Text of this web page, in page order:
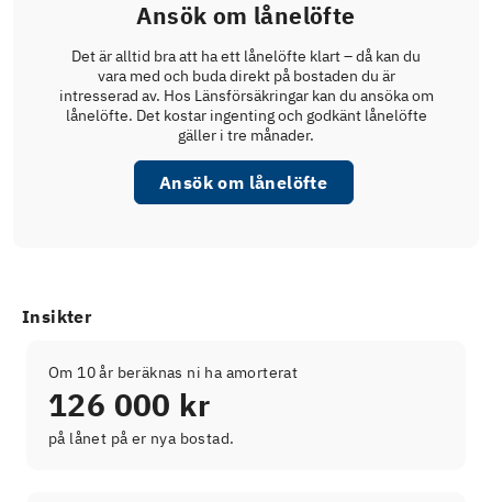
Ansök om lånelöfte
Det är alltid bra att ha ett lånelöfte klart – då kan du
vara med och buda direkt på bostaden du är
intresserad av. Hos Länsförsäkringar kan du ansöka om
lånelöfte. Det kostar ingenting och godkänt lånelöfte
gäller i tre månader.
Ansök om lånelöfte
Insikter
Om 10 år beräknas ni ha amorterat
126 000 kr
på lånet på er nya bostad.